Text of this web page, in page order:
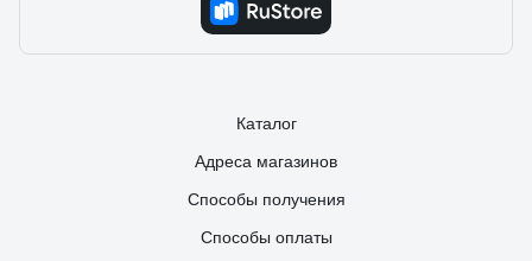
Каталог
Адреса магазинов
Способы получения
Способы оплаты